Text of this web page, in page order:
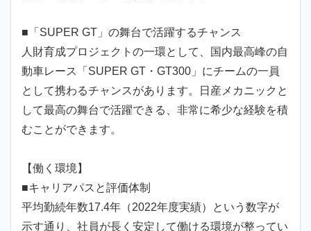
■「SUPER GT」の舞台で活躍するチャンス
人財育成プロジェクトの一環として、国内最高峰の自
動車レース「SUPER GT・GT300」にチームの一員
として携わるチャンスがあります。日産メカニックと
して最高の舞台で活躍できる、非常に希少な経験を積
むことができます。
【働く環境】
■キャリアパスと評価体制
平均勤続年数17.4年（2022年度実績）という数字が
示す通り、社員が長く安定して働ける環境が整ってい